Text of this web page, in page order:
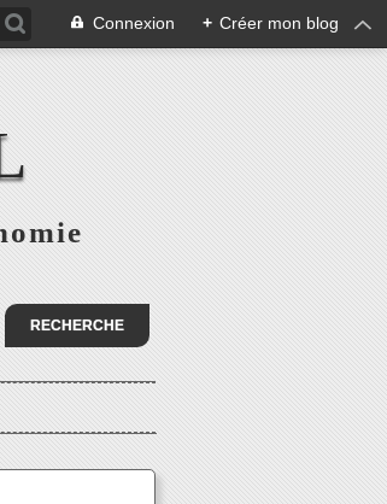
Connexion + Créer mon blog